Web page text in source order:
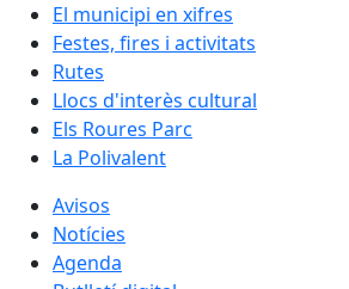
El municipi en xifres
Festes, fires i activitats
Rutes
Llocs d'interès cultural
Els Roures Parc
La Polivalent
Avisos
Notícies
Agenda